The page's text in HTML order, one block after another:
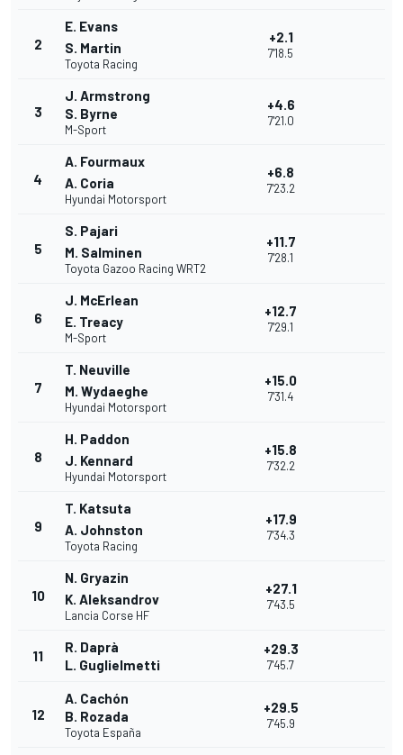
2
E. Evans
S. Martin
Toyota Racing
+2.1
7'18.5
3
J. Armstrong
S. Byrne
M-Sport
+4.6
7'21.0
4
A. Fourmaux
A. Coria
Hyundai Motorsport
+6.8
7'23.2
5
S. Pajari
M. Salminen
Toyota Gazoo Racing WRT2
+11.7
7'28.1
6
J. McErlean
E. Treacy
M-Sport
+12.7
7'29.1
7
T. Neuville
M. Wydaeghe
Hyundai Motorsport
+15.0
7'31.4
8
H. Paddon
J. Kennard
Hyundai Motorsport
+15.8
7'32.2
9
T. Katsuta
A. Johnston
Toyota Racing
+17.9
7'34.3
10
N. Gryazin
K. Aleksandrov
Lancia Corse HF
+27.1
7'43.5
11
R. Daprà
L. Guglielmetti
+29.3
7'45.7
12
A. Cachón
B. Rozada
Toyota España
+29.5
7'45.9